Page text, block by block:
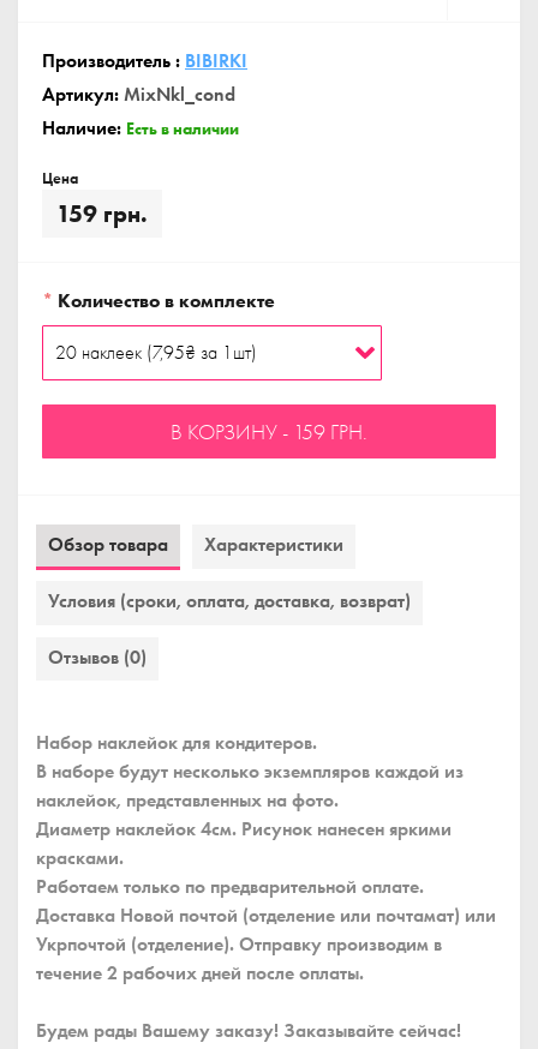
Производитель : BIBIRKI
Артикул:MixNkl_cond
Наличие: Есть в наличии
Цена
159 грн.
* Количество в комплекте
В КОРЗИНУ - 159 ГРН.
Обзор товара Характеристики
Условия (сроки, оплата, доставка, возврат)
Отзывов (0)
Набор наклейок для кондитеров.
В наборе будут несколько экземпляров каждой из
наклейок, представленных на фото.
Диаметр наклейок 4см. Рисунок нанесен яркими
красками.
Работаем только по предварительной оплате.
Доставка Новой почтой (отделение или почтамат) или
Укрпочтой (отделение). Отправку производим в
течение 2 рабочих дней после оплаты.
Будем рады Вашему заказу! Заказывайте сейчас!